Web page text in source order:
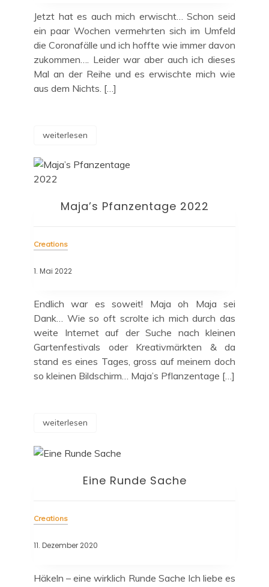
Jetzt hat es auch mich erwischt… Schon seid
ein paar Wochen vermehrten sich im Umfeld
die Coronafälle und ich hoffte wie immer davon
zukommen…. Leider war aber auch ich dieses
Mal an der Reihe und es erwischte mich wie
aus dem Nichts. […]
weiterlesen
Maja’s Pfanzentage 2022
Creations
1. Mai 2022
Endlich war es soweit! Maja oh Maja sei
Dank… Wie so oft scrolte ich mich durch das
weite Internet auf der Suche nach kleinen
Gartenfestivals oder Kreativmärkten & da
stand es eines Tages, gross auf meinem doch
so kleinen Bildschirm… Maja’s Pflanzentage […]
weiterlesen
Eine Runde Sache
Creations
11. Dezember 2020
Häkeln – eine wirklich Runde Sache Ich liebe es